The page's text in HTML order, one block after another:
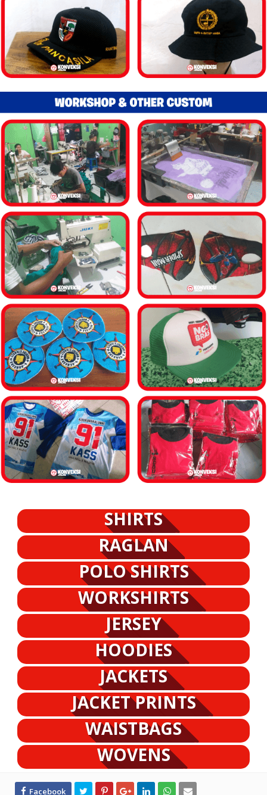
SHIRTS
RAGLAN
POLO SHIRTS
WORKSHIRTS
JERSEY
HOODIES
JACKETS
JACKET PRINTS
WAISTBAGS
WOVENS